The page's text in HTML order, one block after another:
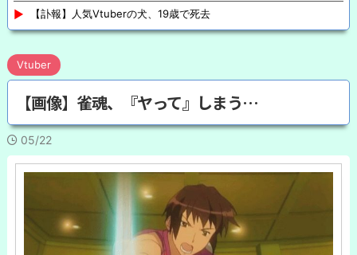
【訃報】人気Vtuberの犬、19歳で死去
Vtuber
【画像】雀魂、『ヤって』しまう…
05/22